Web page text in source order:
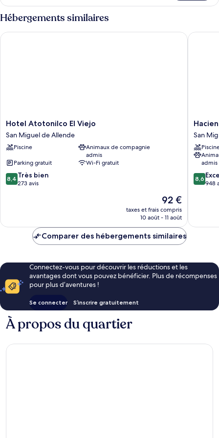
Suite
(Alegria)
le
type
de
chambre
Suite
Hébergements similaires
Hotel
Atotonilco
El
Viejo
Miguel
de
Allende
Hotel Atotonilco El Viejo
San Miguel de Allende
Piscine
Animaux de compagnie
admis
Parking gratuit
Wi-Fi gratuit
8.4
sur
8,4 Très bien
273 avis
Le
nouveau
prix
de
92 €
taxes et frais compris
10 août - 11 août
Hotel Atotonilco El Viejo
Los
Picachos
San
Miguel
Allende
San
admis
8.6
sur
8,6
948
Comparer des hébergements similaires
Connectez-vous pour découvrir les réductions et les
avantages dont vous pouvez bénéficier. Plus de récompenses
pour plus d’aventures !
Se connecter S’inscrire gratuitement
À propos du quartier